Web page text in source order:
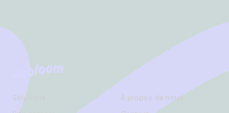
Saviez-vous que 90 % des utilisateurs de LinkedIn en
Belgique sont exclusivement sur mobile ? Utiliser sa
marque employeur Pourquoi un candidat choisirait-il
votre PME plutôt qu’une autre société avec un poste et
un salaire équivalents ? La réponse tient à votre
marque employeur. Celle-ci doit être authentique. On
oublie le “bullshit” et les beaux discours marketing : il
optimisée ? Une étude de LinkedIn Talent Solutions
révèle que 77% des recruteurs sont d'avis que
l'optimisation des indicateurs de performance RH est
devenue une priorité stratégique pour améliorer leur
efficacité. Dans cet article, nous fournissons un aperçu
détaillé des 5 indicateurs de performance clés
le candidat, sommé de prouver sa valeur et de se
distinguer. Mais le paysage du travail a changé. Sur un
marché où les talents se font rares, la dynamique de
pouvoir s'est rééquilibrée. Dans des secteurs en
tension comme la tech ou le marketing digital, les
recruteurs le savent bien : c'est désormais à eux de
Jobloom
Solutions
À propos de nous